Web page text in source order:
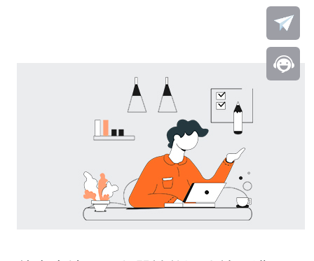
户则需营业执照和税务登记证）、以及可能的地址证明。